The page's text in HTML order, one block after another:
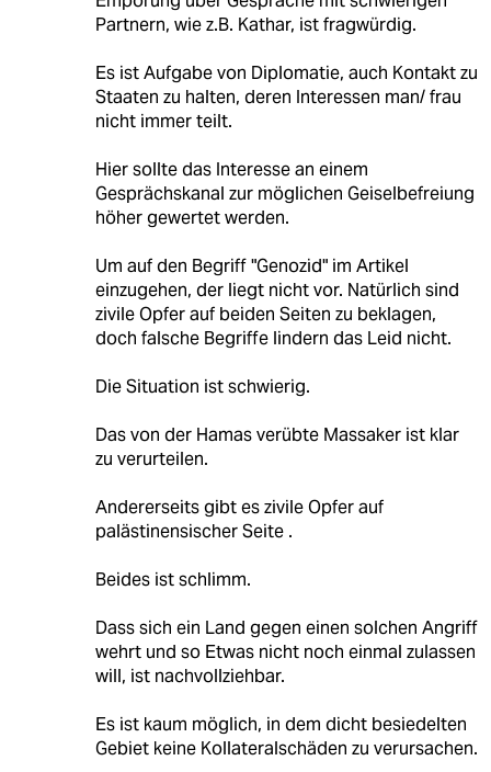
Partnern, wie z.B. Kathar, ist fragwürdig.
Es ist Aufgabe von Diplomatie, auch Kontakt zu
Staaten zu halten, deren Interessen man/ frau
nicht immer teilt.
Hier sollte das Interesse an einem
Gesprächskanal zur möglichen Geiselbefreiung
höher gewertet werden.
Um auf den Begriff "Genozid" im Artikel
einzugehen, der liegt nicht vor. Natürlich sind
zivile Opfer auf beiden Seiten zu beklagen,
doch falsche Begriffe lindern das Leid nicht.
Die Situation ist schwierig.
Das von der Hamas verübte Massaker ist klar
zu verurteilen.
Andererseits gibt es zivile Opfer auf
palästinensischer Seite .
Beides ist schlimm.
Dass sich ein Land gegen einen solchen Angriff
wehrt und so Etwas nicht noch einmal zulassen
will, ist nachvollziehbar.
Es ist kaum möglich, in dem dicht besiedelten
Gebiet keine Kollateralschäden zu verursachen.